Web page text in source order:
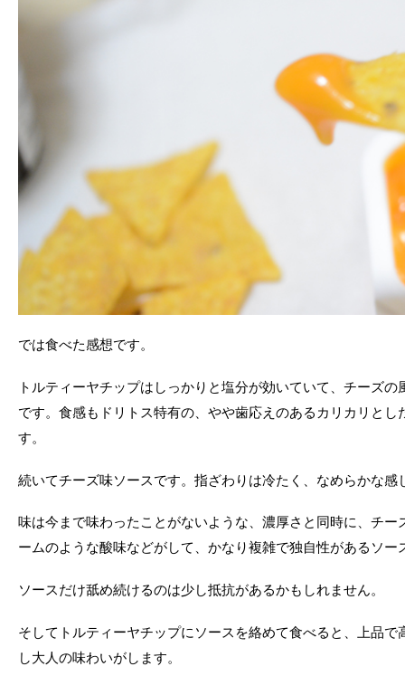
では食べた感想です。
トルティーヤチップはしっかりと塩分が効いていて、チーズ
です。食感もドリトス特有の、やや歯応えのあるカリカリと
す。
続いてチーズ味ソースです。指ざわりは冷たく、なめらかな
味は今まで味わったことがないような、濃厚さと同時に、チ
ームのような酸味などがして、かなり複雑で独自性があるソー
ソースだけ舐め続けるのは少し抵抗があるかもしれません。
そしてトルティーヤチップにソースを絡めて食べると、上品
し大人の味わいがします。